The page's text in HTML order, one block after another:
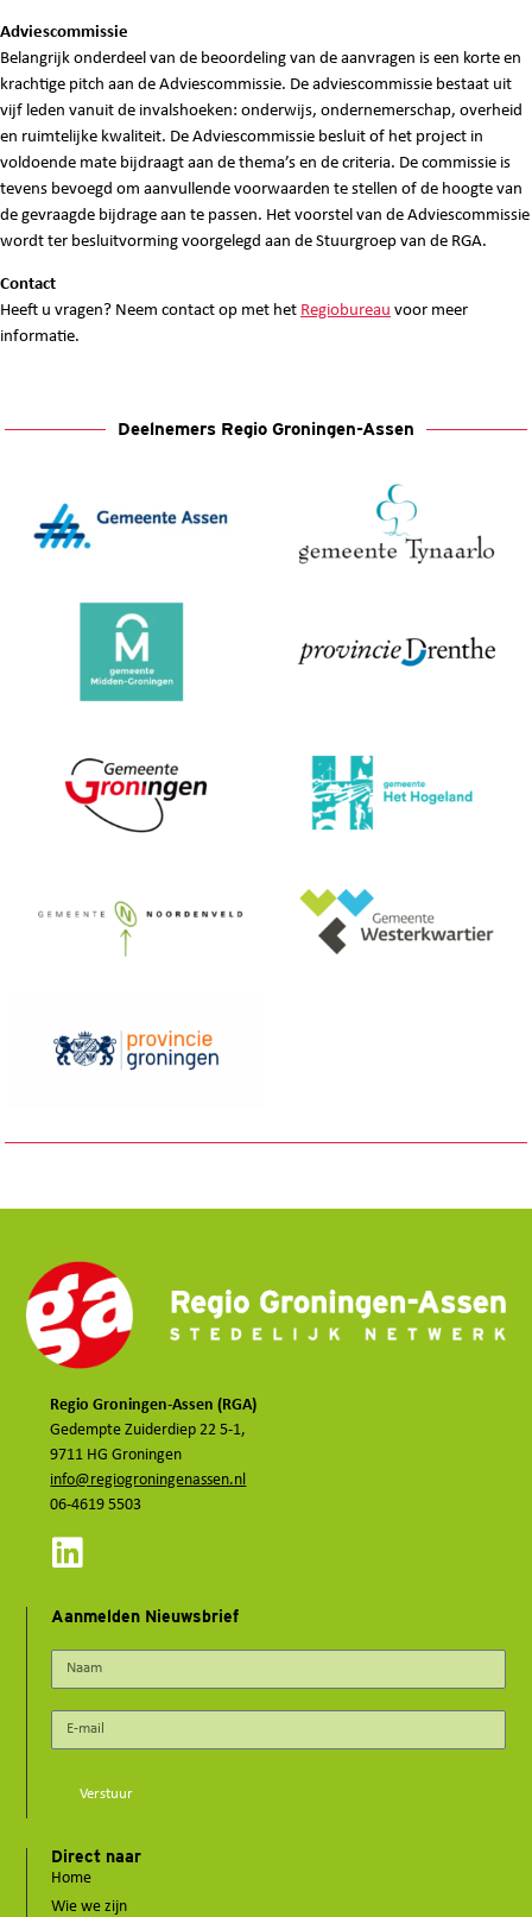
Adviescommissie
Belangrijk onderdeel van de beoordeling van de aanvragen is een korte en
krachtige pitch aan de Adviescommissie. De adviescommissie bestaat uit
vijf leden vanuit de invalshoeken: onderwijs, ondernemerschap, overheid
en ruimtelijke kwaliteit. De Adviescommissie besluit of het project in
voldoende mate bijdraagt aan de thema’s en de criteria. De commissie is
tevens bevoegd om aanvullende voorwaarden te stellen of de hoogte van
de gevraagde bijdrage aan te passen. Het voorstel van de Adviescommissie
wordt ter besluitvorming voorgelegd aan de Stuurgroep van de RGA.
Contact
Heeft u vragen? Neem contact op met het Regiobureau voor meer
informatie.
Deelnemers Regio Groningen-Assen
Regio Groningen-Assen (RGA)
Gedempte Zuiderdiep 22 5-1,
9711 HG Groningen
info@regiogroningenassen.nl
06-4619 5503
Aanmelden Nieuwsbrief
Verstuur
Direct naar
Home
Wie we zijn